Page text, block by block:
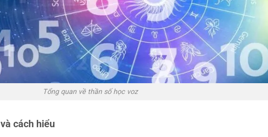
Tổng quan về thần số học voz
cách hiểu